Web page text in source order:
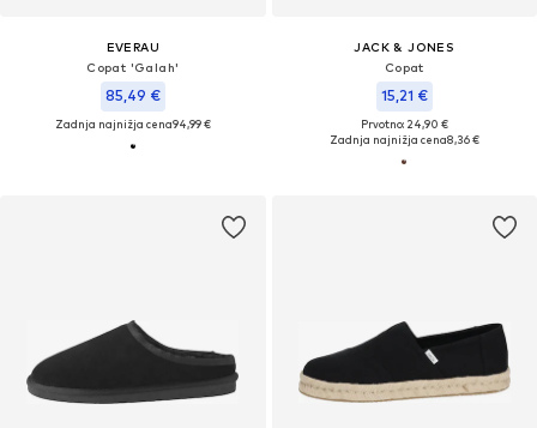
EVERAU
Copat 'Galah'
85,49 €
Zadnja najnižja cena94,99 €
JACK & JONES
Copat
15,21 €
Prvotno: 24,90 €
Zadnja najnižja cena8,36 €